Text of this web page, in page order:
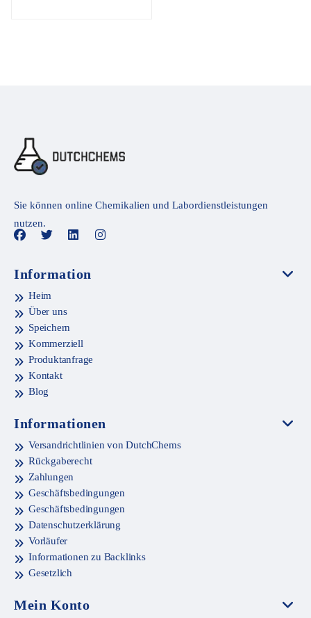
Sie können online Chemikalien und Labordienstleistungen
nutzen.
Information
Heim
Über uns
Speichern
Kommerziell
Produktanfrage
Kontakt
Blog
Informationen
Versandrichtlinien von DutchChems
Rückgaberecht
Zahlungen
Geschäftsbedingungen
Geschäftsbedingungen
Datenschutzerklärung
Vorläufer
Informationen zu Backlinks
Gesetzlich
Mein Konto